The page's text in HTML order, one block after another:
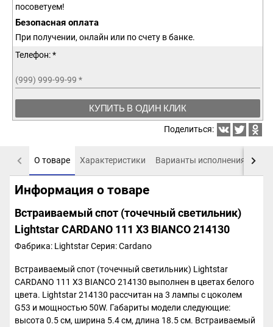
посоветуем!
Безопасная оплата
При получении, онлайн или по счету в банке.
Телефон: *
(999) 999-99-99 *
КУПИТЬ В ОДИН КЛИК
Поделиться:
О товаре Характеристики Варианты исполнения
Информация о товаре
Встраиваемый спот (точечный светильник)
Lightstar CARDANO 111 X3 BIANCO 214130
Фабрика: LightstarСерия: Cardano
Встраиваемый спот (точечный светильник) Lightstar
CARDANO 111 X3 BIANCO 214130 выполнен в цветах белого
цвета. Lightstar 214130 рассчитан на 3 лампы с цоколем
G53 и мощностью 50W. Габариты модели следующие:
высота 0.5 см, ширина 5.4 см, длина 18.5 см. Встраиваемый